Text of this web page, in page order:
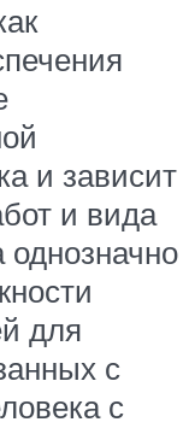
и зависит
и вида
для
с
с